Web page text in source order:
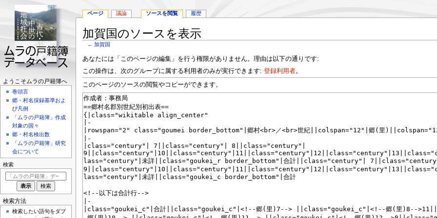
加賀国のソースを表示
←加賀国
ナ
ビ
ゲ
ー
シ
ョ
ン
移
動
検
索
に
移
動
あなたには「このページの編集」を行う権限がありません。理由は以下の通りです:
この操作は、次のグループに属する利用者のみが実行できます: 登録利用者。
このページのソースの閲覧やコピーができます。
ナ
ビ
ー
シ
ョ
ン
メ
ュ
ー
ページ 議論 ソースを閲覧 履歴
ようこそムラの戸籍簿へ
巻頭言
郷・村名採録基準およ
び凡例
「ムラの戸籍簿」作成
対象の国々
郷・村名検出数
「ムラの戸籍簿」研究
会について
検索
検索方法
検索したい語句をダブ